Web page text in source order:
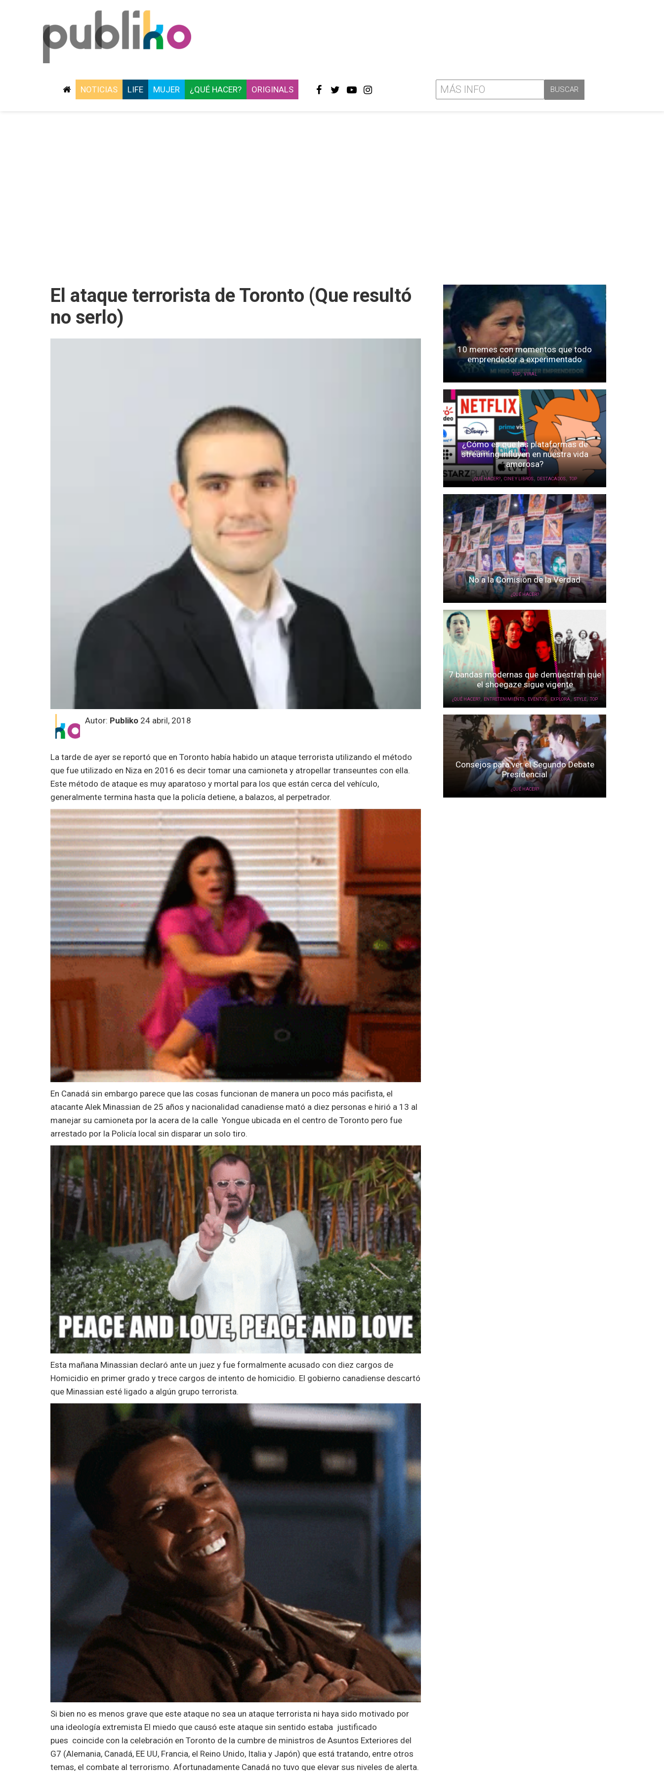
NOTICIAS LIFE MUJER ¿QUÉ HACER? ORIGINALS
El ataque terrorista de Toronto (Que resultó
no serlo)
Autor: Publiko 24 abril, 2018
La tarde de ayer se reportó que en Toronto había habido un ataque terrorista utilizando el método
que fue utilizado en Niza en 2016 es decir tomar una camioneta y atropellar transeuntes con ella.
Este método de ataque es muy aparatoso y mortal para los que están cerca del vehículo,
generalmente termina hasta que la policía detiene, a balazos, al perpetrador.
En Canadá sin embargo parece que las cosas funcionan de manera un poco más pacifista, el
atacante Alek Minassian de 25 años y nacionalidad canadiense mató a diez personas e hirió a 13 al
manejar su camioneta por la acera de la calle Yongue ubicada en el centro de Toronto pero fue
arrestado por la Policía local sin disparar un solo tiro.
Esta mañana Minassian declaró ante un juez y fue formalmente acusado con diez cargos de
Homicidio en primer grado y trece cargos de intento de homicidio. El gobierno canadiense descartó
que Minassian esté ligado a algún grupo terrorista.
Si bien no es menos grave que este ataque no sea un ataque terrorista ni haya sido motivado por
una ideología extremista El miedo que causó este ataque sin sentido estaba justificado
pues coincide con la celebración en Toronto de la cumbre de ministros de Asuntos Exteriores del
G7 (Alemania, Canadá, EE UU, Francia, el Reino Unido, Italia y Japón) que está tratando, entre otros
temas, el combate al terrorismo. Afortunadamente Canadá no tuvo que elevar sus niveles de alerta.
10 memes con momentos que todo
emprendedor a experimentado
TOP,VIRAL
¿Cómo es que las plataformas de
streaming influyen en nuestra vida
amorosa?
¿QUÉ HACER?, CINE Y LIBROS, DESTACADOS, TOP
No a la Comisión de la Verdad
¿QUÉ HACER?
7 bandas modernas que demuestran que
el shoegaze sigue vigente
¿QUÉ HACER?, ENTRETENIMIENTO, EVENTOS,EXPLORA , STYLE, TOP
Consejos para ver el Segundo Debate
Presidencial
¿QUÉ HACER?